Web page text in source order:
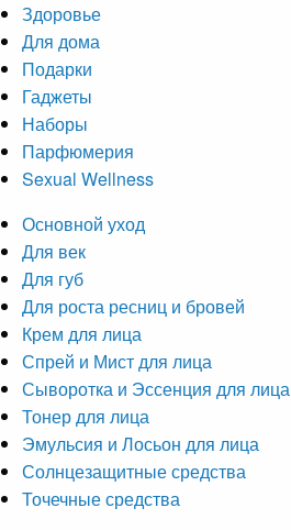
Здоровье
Для дома
Подарки
Гаджеты
Наборы
Парфюмерия
Sexual Wellness
Основной уход
Для век
Для губ
Для роста ресниц и бровей
Крем для лица
Спрей и Мист для лица
Сыворотка и Эссенция для лица
Тонер для лица
Эмульсия и Лосьон для лица
Солнцезащитные средства
Точечные средства